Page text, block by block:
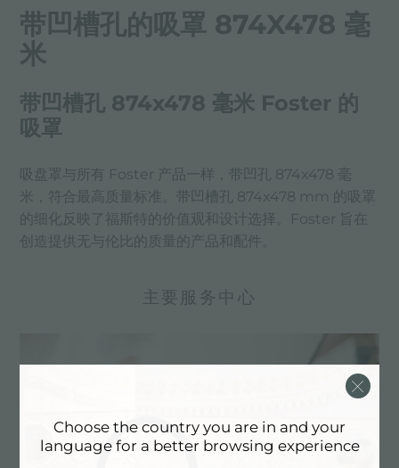
带凹槽孔的吸罩 874X478 毫
米
带凹槽孔 874x478 毫米 Foster 的
吸罩
吸盘罩与所有 Foster 产品一样，带凹孔 874x478 毫
米，符合最高质量标准。带凹槽孔 874x478 mm 的吸罩
的细化反映了福斯特的价值观和设计选择。Foster 旨在
创造提供无与伦比的质量的产品和配件。
主要服务中心
Choose the country you are in and your
language for a better browsing experience